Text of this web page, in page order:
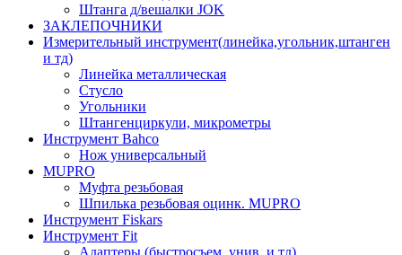
Штанга д/вешалки JOK
ЗАКЛЕПОЧНИКИ
Измерительный инструмент(линейка,угольник,штанген
и тд)
Линейка металлическая
Стусло
Угольники
Штангенциркули, микрометры
Инструмент Bahco
Нож универсальный
MUPRO
Муфта резьбовая
Шпилька резьбовая оцинк. MUPRO
Инструмент Fiskars
Инструмент Fit
Адаптеры (быстросъем, унив. и тд)